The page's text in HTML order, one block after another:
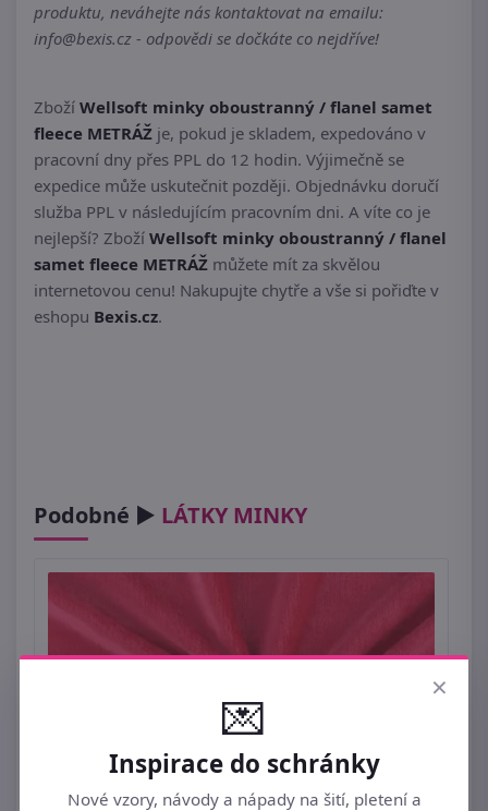
produktu, neváhejte nás kontaktovat na emailu:
info@bexis.cz - odpovědi se dočkáte co nejdříve!
Zboží Wellsoft minky oboustranný / flanel samet
fleece METRÁŽ je, pokud je skladem, expedováno v
pracovní dny přes PPL do 12 hodin. Výjimečně se
expedice může uskutečnit později. Objednávku doručí
služba PPL v následujícím pracovním dni. A víte co je
nejlepší? Zboží Wellsoft minky oboustranný / flanel
samet fleece METRÁŽ můžete mít za skvělou
internetovou cenu! Nakupujte chytře a vše si pořiďte v
eshopu Bexis.cz.
Podobné ► LÁTKY MINKY
×
💌
Inspirace do schránky
Nové vzory, návody a nápady na šití, pletení a